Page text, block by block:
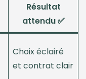
Résultat
attendu ✅
Choix éclairé
et contrat clair